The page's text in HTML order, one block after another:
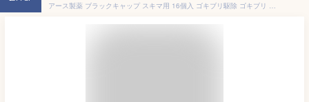
アース製薬 ブラックキャップ スキマ用 16個入 ゴキブリ駆除 ゴキブリ 駆除 殺虫剤 キッチン 冷蔵庫 置き型『医薬部外品』